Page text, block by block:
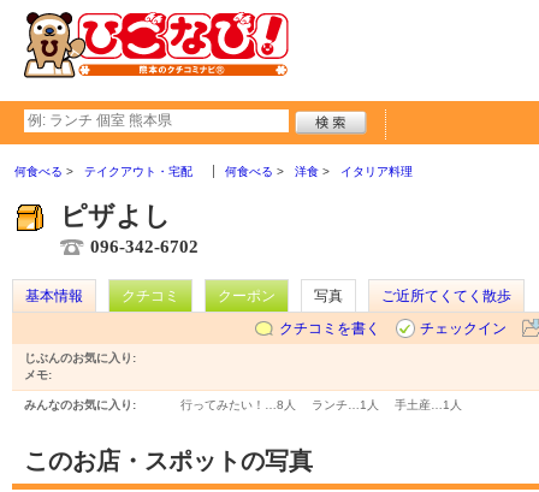
何食べる テイクアウト・宅配 何食べる 洋食 イタリア料理
ピザよし
096-342-6702
基本情報 クチコミ クーポン 写真
ご近所てくてく散歩
クチコミを書く
チェックイン
じぶんのお気に入り:
メモ:
みんなのお気に入り: 行ってみたい！… 8人 ランチ… 1人 手土産… 1人
このお店・スポットの写真